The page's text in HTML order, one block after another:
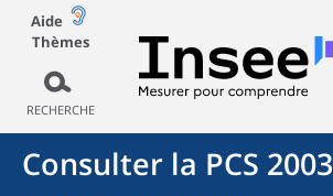
Aide
Thèmes
RECHERCHE
Consulter la PCS 2003